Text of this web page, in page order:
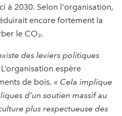
à 2030. Selon l'organisation,
encore fortement la
le CO₂.
des leviers politiques
L’organisation espère
de bois. « Cela implique
d’un soutien massif au
plus respectueuse des